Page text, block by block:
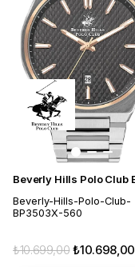
Beverly-Hills-Polo-Club-
BP3503X-560
₺10.698,00
₺10.699,00